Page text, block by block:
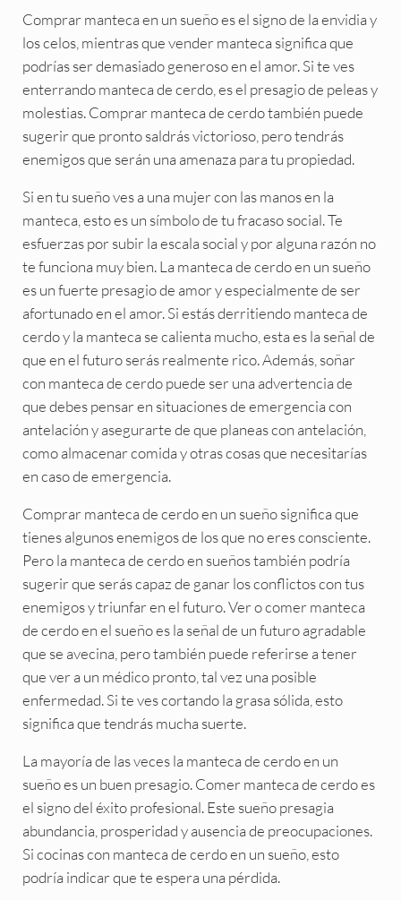
Comprar manteca en un sueño es el signo de la envidia y
los celos, mientras que vender manteca significa que
podrías ser demasiado generoso en el amor. Si te ves
enterrando manteca de cerdo, es el presagio de peleas y
molestias. Comprar manteca de cerdo también puede
sugerir que pronto saldrás victorioso, pero tendrás
enemigos que serán una amenaza para tu propiedad.
Si en tu sueño ves a una mujer con las manos en la
manteca, esto es un símbolo de tu fracaso social. Te
esfuerzas por subir la escala social y por alguna razón no
te funciona muy bien. La manteca de cerdo en un sueño
es un fuerte presagio de amor y especialmente de ser
afortunado en el amor. Si estás derritiendo manteca de
cerdo y la manteca se calienta mucho, esta es la señal de
que en el futuro serás realmente rico. Además, soñar
con manteca de cerdo puede ser una advertencia de
que debes pensar en situaciones de emergencia con
antelación y asegurarte de que planeas con antelación,
como almacenar comida y otras cosas que necesitarías
en caso de emergencia.
Comprar manteca de cerdo en un sueño significa que
tienes algunos enemigos de los que no eres consciente.
Pero la manteca de cerdo en sueños también podría
sugerir que serás capaz de ganar los conflictos con tus
enemigos y triunfar en el futuro. Ver o comer manteca
de cerdo en el sueño es la señal de un futuro agradable
que se avecina, pero también puede referirse a tener
que ver a un médico pronto, tal vez una posible
enfermedad. Si te ves cortando la grasa sólida, esto
significa que tendrás mucha suerte.
La mayoría de las veces la manteca de cerdo en un
sueño es un buen presagio. Comer manteca de cerdo es
el signo del éxito profesional. Este sueño presagia
abundancia, prosperidad y ausencia de preocupaciones.
Si cocinas con manteca de cerdo en un sueño, esto
podría indicar que te espera una pérdida.